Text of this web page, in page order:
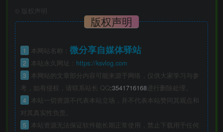
版权声明
版权声明
1 本网站名称： 微分享自媒体驿站
2 本站永久网址： https://ksvlog.com
3
本网站的文章部分内容可能来源于网络，仅供大家学习与参
考，如有侵权，请联系站长 QQ:3541716168进行删除处理。
4
本站一切资源不代表本站立场，并不代表本站赞同其观点和
对其真实性负责。
5
本站资源无法保证软件能长期正常使用，禁止下载用于任何